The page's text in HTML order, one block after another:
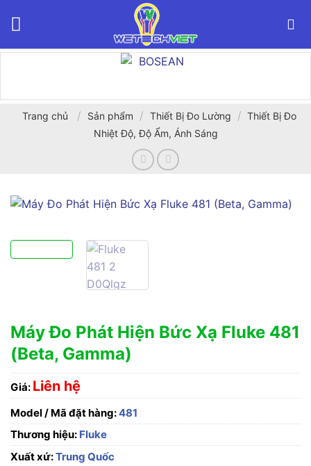
Trang chủ / Sản phẩm / Thiết Bị Đo Lường / Thiết Bị Đo
Nhiệt Độ, Độ Ẩm, Ánh Sáng
Máy Đo Phát Hiện Bức Xạ Fluke 481
(Beta, Gamma)
Giá: Liên hệ
Model / Mã đặt hàng:481
Thương hiệu: Fluke
Xuất xứ:Trung Quốc